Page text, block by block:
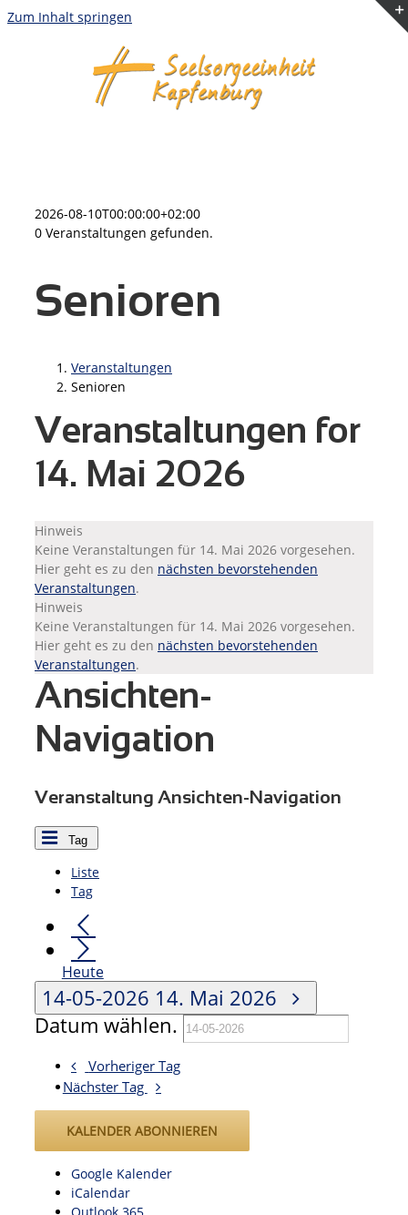
Zum Inhalt springen
2026-08-10T00:00:00+02:00
0 Veranstaltungen gefunden.
Senioren
Veranstaltungen
Senioren
Veranstaltungen for
14. Mai 2026
Hinweis
Keine Veranstaltungen für 14. Mai 2026 vorgesehen.
Hier geht es zu den nächsten bevorstehenden
Veranstaltungen.
Hinweis
Keine Veranstaltungen für 14. Mai 2026 vorgesehen.
Hier geht es zu den nächsten bevorstehenden
Veranstaltungen.
Ansichten-
Navigation
Veranstaltung Ansichten-Navigation
Tag
Liste
Tag
Heute
14-05-2026 14. Mai 2026
Datum wählen.
Vorheriger Tag
Nächster Tag
KALENDER ABONNIEREN
Google Kalender
iCalendar
Outlook 365